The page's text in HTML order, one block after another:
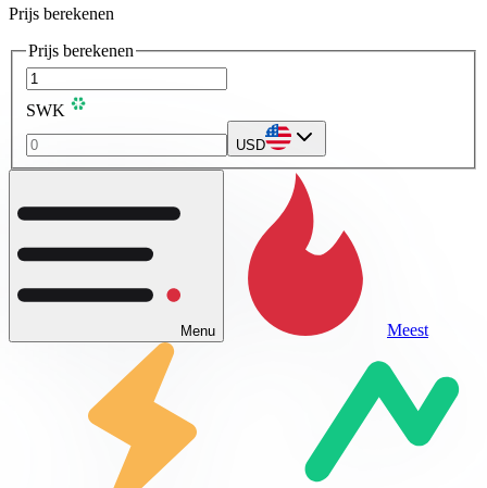
Prijs berekenen
Prijs berekenen
SWK
USD
Menu Meest